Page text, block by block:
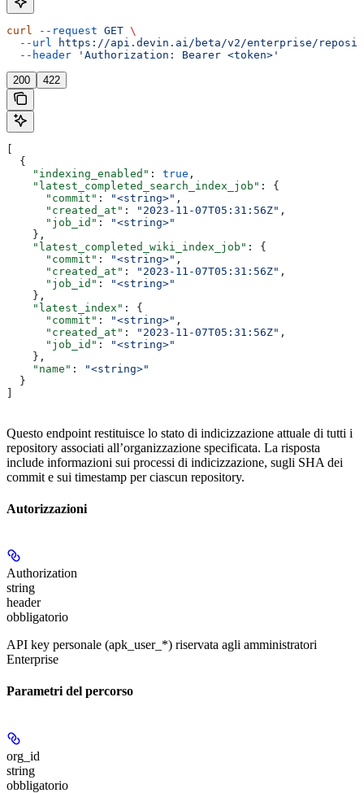
curl --request GET \
  --url
https://api.devin.ai/beta/v2/enterprise/
  --header
'Authorization: Bearer <token>'
200 422
[
  {
    "indexing_enabled"
: true ,
    "latest_completed_search_index_job"
: {
      "commit"
: "<string>" ,
      "created_at"
: "2023-11-07T05:31:56Z" ,
      "job_id"
:
"<string>"
    },
    "latest_completed_wiki_index_job"
: {
      "commit"
: "<string>" ,
      "created_at"
: "2023-11-07T05:31:56Z" ,
      "job_id"
:
"<string>"
    },
    "latest_index"
: {
      "commit"
: "<string>" ,
      "created_at"
: "2023-11-07T05:31:56Z" ,
      "job_id"
:
"<string>"
    },
    "name"
:
"<string>"
  }
]
Questo endpoint restituisce lo stato di indicizzazione attuale di tutti i
repository associati all’organizzazione specificata. La risposta
include informazioni sui processi di indicizzazione, sugli SHA dei
commit e sui timestamp per ciascun repository.
Autorizzazioni
Authorization
string
header
obbligatorio
API key personale (apk_user_*) riservata agli amministratori
Enterprise
Parametri del percorso
org_id
string
obbligatorio